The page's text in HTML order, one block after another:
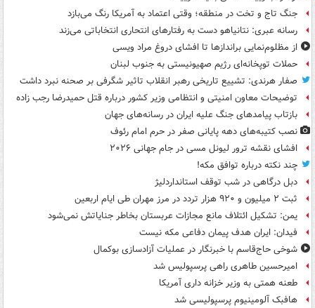
جنگ تاج و تخت در منطقه؛ وقتی اعتماد به آمریکا رنگ می‌بازد
رسانه عبری: نتانیاهو دست به رفتارهای انتحاری انتخاباتی می‌زند
از مظلوم‌نمایی براندازها تا افشای دروغ مراد ویسی
حملات توپخانه‌ای رژیم صهیونیستی به جنوب لبنان
صفار هرندی: تشییع تاریخی رهبر انقلاب تاثیر شگرفی بر صحنه نبرد داشت
توضیحات معاون امنیتی و انتظامی وزیر کشور درباره قتل حمیدرضا رجب زاده
بازتاب پیامدهای جنگ علیه ایران در رسانه‌های جهان
نصب کتیبه‌های دهه پایانی صفر در حرم امام رئوف
افشای نقشه ترور لیونل مسی در جام جهانی ۲۰۲۶
چند نکته درباره توافق مکه!
دبل درگاهی در شب توقف استانداردلیژ
ثبت ۲ میلیون و ۹۲۰ هزار تردد در مرز مهران طی ایام اربعین
یمن: تشکیل ائتلاف مانع مجازات عربستان بخاطر جنایاتش نمی‌شود
فیدان: ایران هدف پیمان دفاعی مکه نیست
شوخی حاج‌قاسم با خبرنگار در عملیات آزادسازی بوکمال
امیرحسین طاهری راهی پرسپولیس شد
طعنه همتی به وزیر خزانه داری آمریکا
هافبک آلومینیوم پرسپولیسی شد